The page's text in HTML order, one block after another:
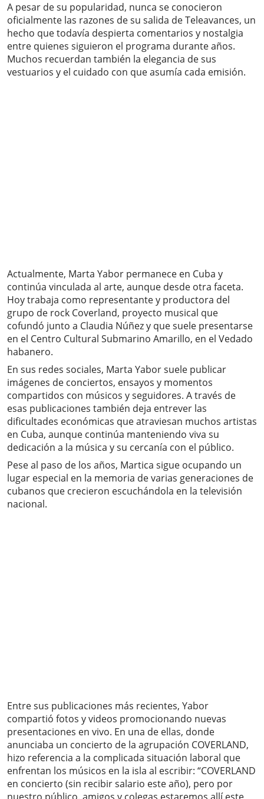
A pesar de su popularidad, nunca se conocieron
oficialmente las razones de su salida de Teleavances, un
hecho que todavía despierta comentarios y nostalgia
entre quienes siguieron el programa durante años.
Muchos recuerdan también la elegancia de sus
vestuarios y el cuidado con que asumía cada emisión.
Actualmente, Marta Yabor permanece en Cuba y
continúa vinculada al arte, aunque desde otra faceta.
Hoy trabaja como representante y productora del
grupo de rock Coverland, proyecto musical que
cofundó junto a Claudia Núñez y que suele presentarse
en el Centro Cultural Submarino Amarillo, en el Vedado
habanero.
En sus redes sociales, Marta Yabor suele publicar
imágenes de conciertos, ensayos y momentos
compartidos con músicos y seguidores. A través de
esas publicaciones también deja entrever las
dificultades económicas que atraviesan muchos artistas
en Cuba, aunque continúa manteniendo viva su
dedicación a la música y su cercanía con el público.
Pese al paso de los años, Martica sigue ocupando un
lugar especial en la memoria de varias generaciones de
cubanos que crecieron escuchándola en la televisión
nacional.
Entre sus publicaciones más recientes, Yabor
compartió fotos y videos promocionando nuevas
presentaciones en vivo. En una de ellas, donde
anunciaba un concierto de la agrupación COVERLAND,
hizo referencia a la complicada situación laboral que
enfrentan los músicos en la isla al escribir: “COVERLAND
en concierto (sin recibir salario este año), pero por